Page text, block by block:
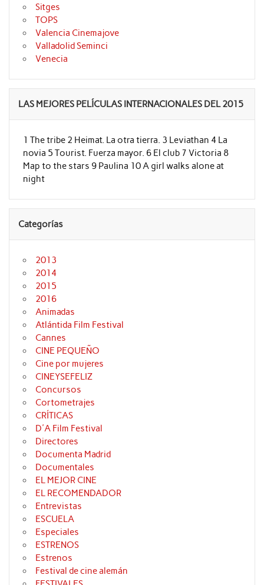
Sitges
TOPS
Valencia Cinemajove
Valladolid Seminci
Venecia
LAS MEJORES PELÍCULAS INTERNACIONALES DEL 2015
1 The tribe 2 Heimat. La otra tierra. 3 Leviathan 4 La
novia 5 Tourist. Fuerza mayor. 6 El club 7 Victoria 8
Map to the stars 9 Paulina 10 A girl walks alone at
night
Categorías
2013
2014
2015
2016
Animadas
Atlántida Film Festival
Cannes
CINE PEQUEÑO
Cine por mujeres
CINEYSEFELIZ
Concursos
Cortometrajes
CRÍTICAS
D'A Film Festival
Directores
Documenta Madrid
Documentales
EL MEJOR CINE
EL RECOMENDADOR
Entrevistas
ESCUELA
Especiales
ESTRENOS
Estrenos
Festival de cine alemán